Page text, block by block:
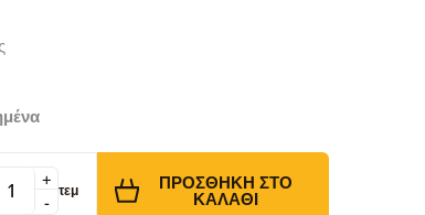
-
+ τεμ ΠΡΟΣΘΉΚΗ ΣΤΟ
ΚΑΛΆΘΙ